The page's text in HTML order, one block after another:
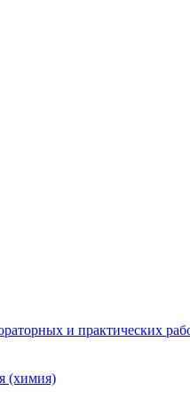
и практических
(химия)